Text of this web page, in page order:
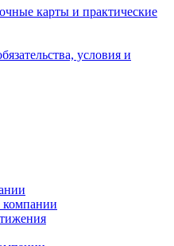
карты и практические
условия и